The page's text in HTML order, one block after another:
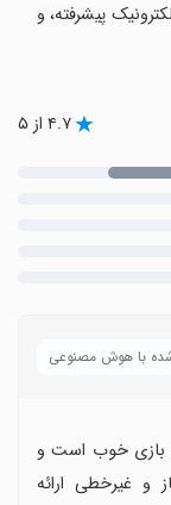
پیشرفته، و
۴.۷ از ۵
با هوش مصنوعی
بازی خوب است و
و غیرخطی ارائه